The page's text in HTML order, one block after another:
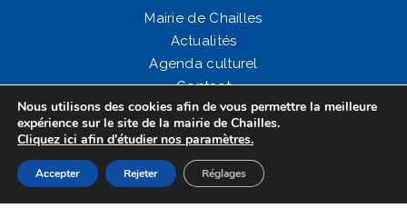
Mairie de Chailles
Actualités
Agenda culturel
Contact
Mentions légales
Nous utilisons des cookies afin de vous permettre la meilleure
expérience sur le site de la mairie de Chailles.
Cliquez ici afin d'étudier nos paramètres.
Accepter Rejeter Réglages